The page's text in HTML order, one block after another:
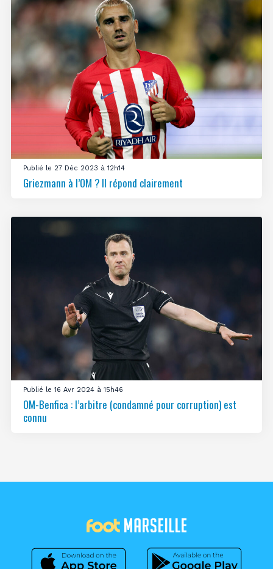
Publié le 27 Déc 2023 à 12h14
Griezmann à l’OM ? Il répond clairement
Publié le 16 Avr 2024 à 15h46
OM-Benfica : l’arbitre (condamné pour corruption) est
connu